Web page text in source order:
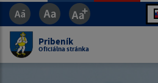
Pribeník
Oficiálna stránka